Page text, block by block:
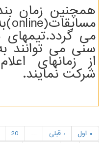
همچنین زمان
مسابقات(online
می گردد.تیمهای
سنی می توانند
از زمانهای
شرکت نمایند.
« اول ‹ قبلی …
20